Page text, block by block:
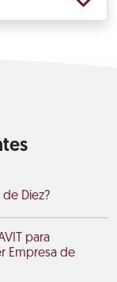
Diez?
para
Empresa de